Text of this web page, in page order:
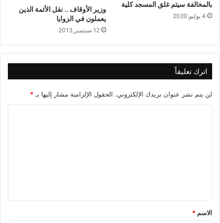
بالمخالفة سيتم غلق المسجد كلية
4 يوليو,2020
وزير الأوقاف .. نقل الأئمة الذين
يعملون في الزوايا
12 سبتمبر,2013
اترك تعليقاً
لن يتم نشر عنوان بريدك الإلكتروني. الحقول الإلزامية مشار إليها بـ *
ق
*
الاسم *